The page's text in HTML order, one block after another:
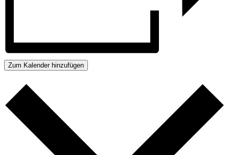
Zum Kalender hinzufügen